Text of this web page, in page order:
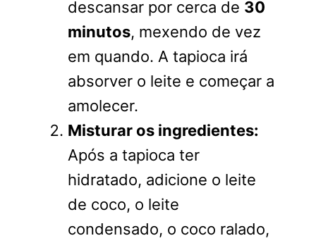
descansar por cerca de 30
minutos, mexendo de vez
em quando. A tapioca irá
absorver o leite e começar a
amolecer.
Misturar os ingredientes:
Após a tapioca ter
hidratado, adicione o leite
de coco, o leite
condensado, o coco ralado,